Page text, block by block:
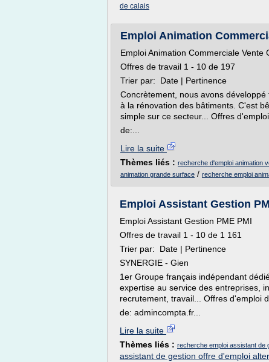
de calais
Emploi Animation
Emploi Animation Commerciale Vente
Offres de travail 1 - 10 de 197
Trier par: Date | Pertinence
Concrètement, nous avons
à la rénovation des bâtiments. C'est
simple sur ce secteur... Offres
de:...
Lire la suite
Thèmes liés : recherche d'emploi animation
animation grande surface / recherche emploi
Emploi Assistant Gestion
Emploi Assistant Gestion PME PMI
Offres de travail 1 - 10 de 1 161
Trier par: Date | Pertinence
SYNERGIE - Gien
1er Groupe français indépendant
expertise au service des entreprises,
recrutement, travail... Offres d'emploi
de: admincompta.fr...
Lire la suite
Thèmes liés : recherche emploi assistant de
assistant de gestion offre d'emploi